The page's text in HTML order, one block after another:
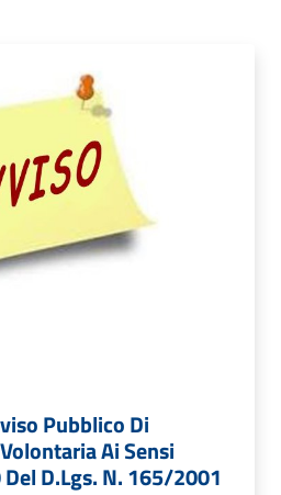
Pubblico Di
Ai Sensi
D.Lgs. N. 165/2001